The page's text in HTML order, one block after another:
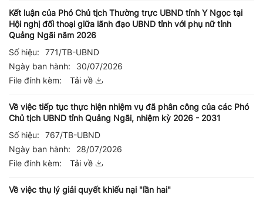
Kết luận của Phó Chủ tịch Thường trực UBND tỉnh Y Ngọc tại
Hội nghị đối thoại giữa lãnh đạo UBND tỉnh với phụ nữ tỉnh
Quảng Ngãi năm 2026
Số hiệu:
771/TB-UBND
Ngày ban hành:
30/07/2026
File đính kèm:
Tải về
Về việc tiếp tục thực hiện nhiệm vụ đã phân công của các Phó
Chủ tịch UBND tỉnh Quảng Ngãi, nhiệm kỳ 2026 - 2031
Số hiệu:
767/TB-UBND
Ngày ban hành:
28/07/2026
File đính kèm:
Tải về
Về việc thụ lý giải quyết khiếu nại "lần hai"